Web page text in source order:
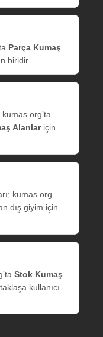
Parça Kumaş
biridir.
kumas.org’ta
Alanlariçin
kumas.org
dış giyim için
Stok Kumaş
kullanıcı